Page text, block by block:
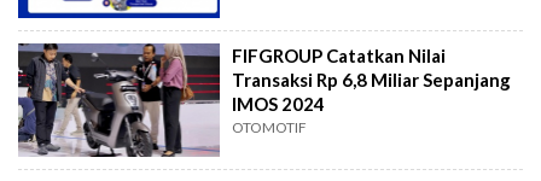
FIFGROUP Catatkan Nilai
Transaksi Rp 6,8 Miliar Sepanjang
IMOS 2024
OTOMOTIF